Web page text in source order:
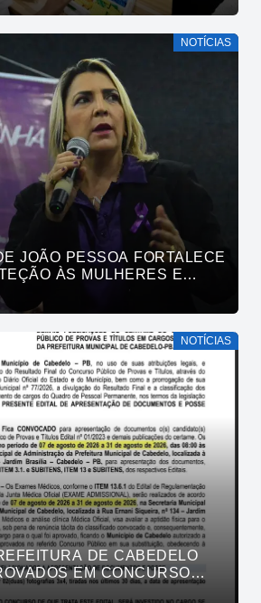
NOTÍCIAS
JOÃO PESSOA FORTALECE
ÀS MULHERES E
É SALVAR VIDAS
NOTÍCIAS
DE CABEDELO
EM CONCURSO
PARA APRESENTAÇÃO